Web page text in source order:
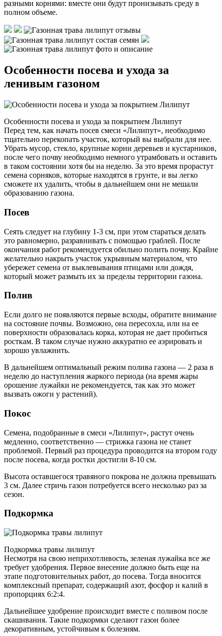
разными корнями: вместе они будут пронизывать среду в
полном объеме.
Особенности посева и ухода за
ленивым газоном
Особенности посева и ухода за покрытием Лилипут
Перед тем, как начать посев смеси «Лилипут», необходимо
тщательно перекопать участок, который вы выбрали для нее.
Убрать мусор, стекло, крупные корни деревьев и кустарников,
после чего почву необходимо немного утрамбовать и оставить
в таком состоянии хотя бы на неделю. За это время прорастут
семена сорняков, которые находятся в грунте, и вы легко
сможете их удалить, чтобы в дальнейшем они не мешали
образованию газона.
Посев
Сеять следует на глубину 1-3 см, при этом стараться делать
это равномерно, разравнивать с помощью граблей. После
окончания работ рекомендуется обильно полить почву. Крайне
желательно накрыть участок укрывным материалом, что
убережет семена от выклевывания птицами или дождя,
который может размыть их за пределы территории газона.
Полив
Если долго не появляются первые всходы, обратите внимание
на состояние почвы. Возможно, она пересохла, или на ее
поверхности образовалась корка, которая не дает пробиться
росткам. В таком случае нужно аккуратно ее аэрировать и
хорошо увлажнить.
В дальнейшем оптимальный режим полива газона — 2 раза в
неделю до наступления жаркого периода (на время жары
орошение лужайки не рекомендуется, так как это может
вызвать ожоги у растений).
Покос
Семена, подобранные в смеси «Лилипут», растут очень
медленно, соответственно — стрижка газона не станет
проблемой. Первый раз процедура проводится на втором году
после посева, когда ростки достигли 8-10 см.
Высота оставшегося травяного покрова не должна превышать
3 см. Далее стричь газон потребуется всего несколько раз за
сезон.
Подкормка
Подкормка травы лилипут
Несмотря на свою неприхотливость, зеленая лужайка все же
требует удобрения. Первое внесение должно быть еще на
этапе подготовительных работ, до посева. Тогда вносится
комплексный препарат, содержащий азот, фосфор и калий в
пропорциях 6:2:4.
Дальнейшее удобрение происходит вместе с поливом после
скашивания. Такие подкормки сделают газон более
декоративным, устойчивым к болезням.